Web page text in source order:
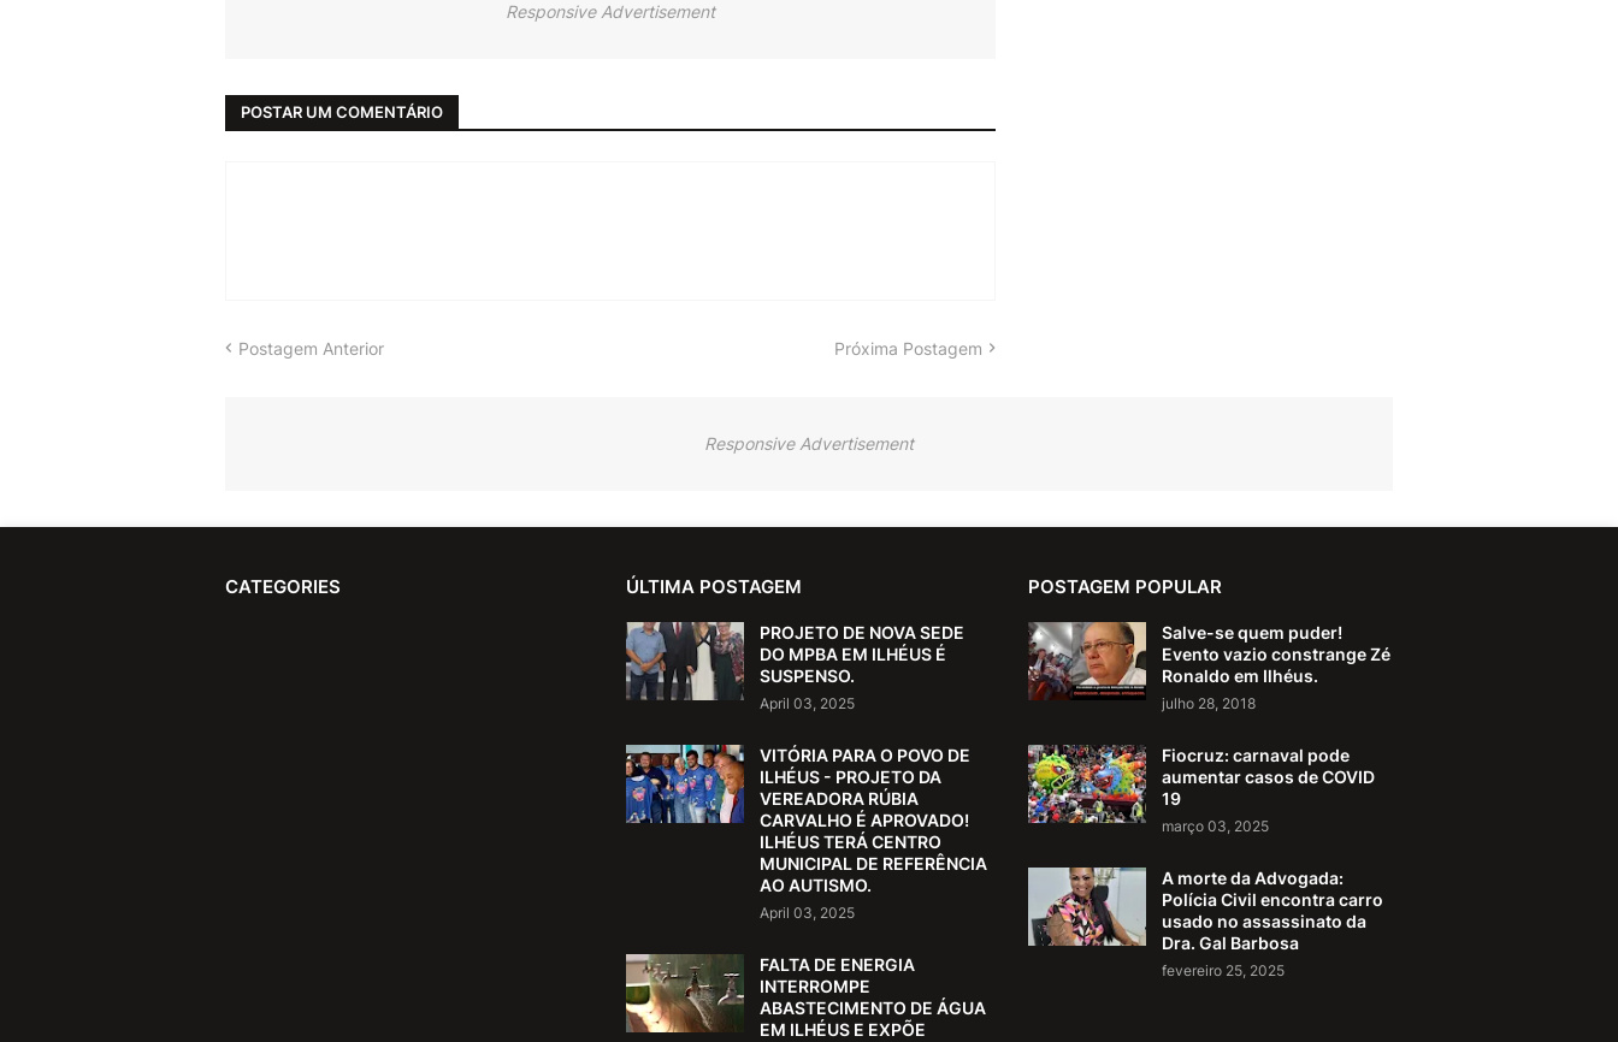
Responsive Advertisement
POSTAR UM COMENTÁRIO
Postagem Anterior Próxima Postagem
Responsive Advertisement
CATEGORIES ÚLTIMA POSTAGEM
PROJETO DE NOVA SEDE
DO MPBA EM ILHÉUS É
SUSPENSO.
April 03, 2025
VITÓRIA PARA O POVO DE
ILHÉUS - PROJETO DA
VEREADORA RÚBIA
CARVALHO É APROVADO!
ILHÉUS TERÁ CENTRO
MUNICIPAL DE REFERÊNCIA
AO AUTISMO.
April 03, 2025
FALTA DE ENERGIA
INTERROMPE
ABASTECIMENTO DE ÁGUA
EM ILHÉUS E EXPÕE
POSTAGEM POPULAR
Salve-se quem puder!
Evento vazio constrange Zé
Ronaldo em Ilhéus.
julho 28, 2018
Fiocruz: carnaval pode
aumentar casos de COVID
19
março 03, 2025
A morte da Advogada:
Polícia Civil encontra carro
usado no assassinato da
Dra. Gal Barbosa
fevereiro 25, 2025